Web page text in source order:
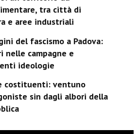
tra città di
e aree industriali
del fascismo a Padova:
nelle campagne e
ideologie
costituenti: ventuno
sin dagli albori della